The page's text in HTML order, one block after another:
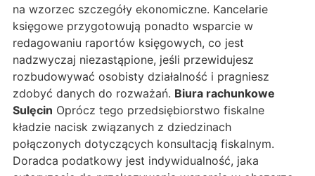
na wzorzec szczegóły ekonomiczne. Kancelarie
księgowe przygotowują ponadto wsparcie w
redagowaniu raportów księgowych, co jest
nadzwyczaj niezastąpione, jeśli przewidujesz
rozbudowywać osobisty działalność i pragniesz
zdobyć danych do rozważań. Biura rachunkowe
Sulęcin Oprócz tego przedsiębiorstwo fiskalne
kładzie nacisk związanych z dziedzinach
połączonych dotyczących konsultacją fiskalnym.
Doradca podatkowy jest indywidualność, jaka